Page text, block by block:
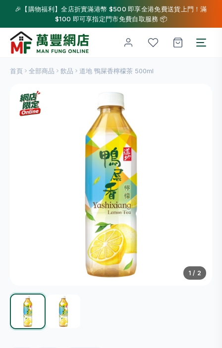
🎉【購物福利】全店折實滿港幣 $500 即享全港免費送貨上門！滿
$100 即可享指定門市免費自取服務 📦
首頁 全部商品 飲品 道地 鴨屎香檸檬茶 500ml
1 / 2